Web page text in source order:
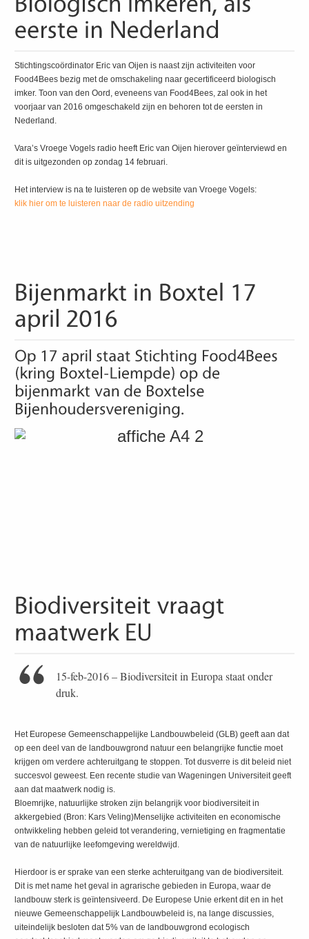
Stichtingscoördinator Eric van Oijen is naast zijn activiteiten voor
Food4Bees bezig met de omschakeling naar gecertificeerd biologisch
imker. Toon van den Oord, eveneens van Food4Bees, zal ook in het
voorjaar van 2016 omgeschakeld zijn en behoren tot de eersten in
Nederland.
Vara’s Vroege Vogels radio heeft Eric van Oijen hierover geïnterviewd en
dit is uitgezonden op zondag 14 februari.
Het interview is na te luisteren op de website van Vroege Vogels:
klik hier om te luisteren naar de radio uitzending
15-feb-2016 – Biodiversiteit in Europa staat onder
druk.
Het Europese Gemeenschappelijke Landbouwbeleid (GLB) geeft aan dat
op een deel van de landbouwgrond natuur een belangrijke functie moet
krijgen om verdere achteruitgang te stoppen. Tot dusverre is dit beleid niet
succesvol geweest. Een recente studie van Wageningen Universiteit geeft
aan dat maatwerk nodig is.
Bloemrijke, natuurlijke stroken zijn belangrijk voor biodiversiteit in
akkergebied (Bron: Kars Veling)Menselijke activiteiten en economische
ontwikkeling hebben geleid tot verandering, vernietiging en fragmentatie
van de natuurlijke leefomgeving wereldwijd.
Hierdoor is er sprake van een sterke achteruitgang van de biodiversiteit.
Dit is met name het geval in agrarische gebieden in Europa, waar de
landbouw sterk is geïntensiveerd. De Europese Unie erkent dit en in het
nieuwe Gemeenschappelijk Landbouwbeleid is, na lange discussies,
uiteindelijk besloten dat 5% van de landbouwgrond ecologisch